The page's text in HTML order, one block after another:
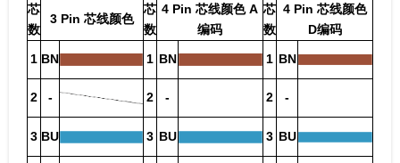
芯
数
3 Pin 芯线颜色
芯
数
4 Pin 芯线颜色 A
编码
芯
数
4 Pin 芯线颜色
D编码
1 BN 1 BN 1 BN
2 - 2 - 2 -
3 BU 3 BU 3 BU